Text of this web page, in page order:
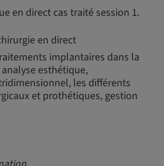
en direct cas traité session 1.
en direct
implantaires dans la
esthétique,
les différents
et prothétiques, gestion